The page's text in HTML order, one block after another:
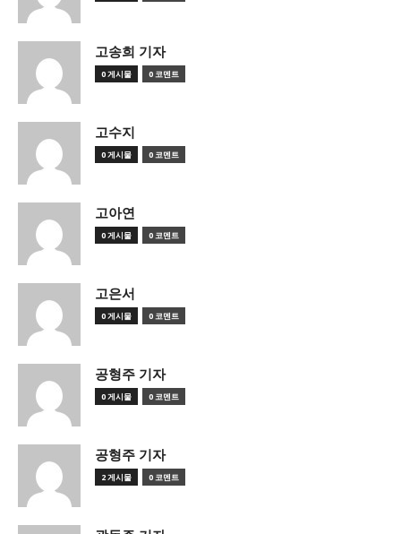
고송희 기자
0 게시물 0 코멘트
고수지
0 게시물 0 코멘트
고아연
0 게시물 0 코멘트
고은서
0 게시물 0 코멘트
공형주 기자
0 게시물 0 코멘트
공형주 기자
2 게시물 0 코멘트